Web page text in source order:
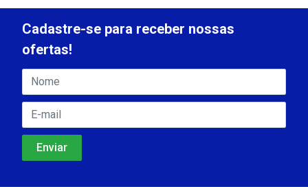
Cadastre-se para receber nossas
ofertas!